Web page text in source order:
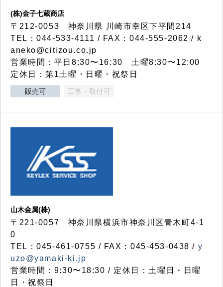
(株)金子七蔵商店
〒212-0053 神奈川県 川崎市幸区下平間214
TEL：044-533-4111 / FAX：044-555-2062 / k
aneko@citizou.co.jp
営業時間：平日8:30〜16:30 土曜8:30〜12:00
定休日：第1土曜・日曜・祝祭日
販売可 工事・取付可
山木金属(株)
〒221-0057 神奈川県横浜市神奈川区青木町4-1
0
TEL：045-461-0755 / FAX：045-453-0438 / y
uzo@yamaki-ki.jp
営業時間：9:30〜18:30 / 定休日：土曜日・日曜
日・祝祭日